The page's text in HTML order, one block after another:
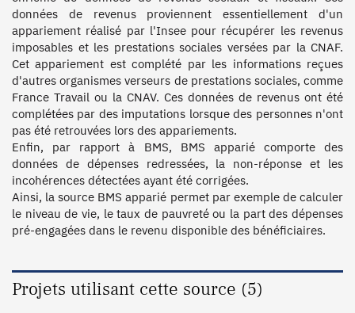
données de revenus proviennent essentiellement d'un
appariement réalisé par l'Insee pour récupérer les revenus
imposables et les prestations sociales versées par la CNAF.
Cet appariement est complété par les informations reçues
d'autres organismes verseurs de prestations sociales, comme
France Travail ou la CNAV. Ces données de revenus ont été
complétées par des imputations lorsque des personnes n'ont
pas été retrouvées lors des appariements.
Enfin, par rapport à BMS, BMS apparié comporte des
données de dépenses redressées, la non-réponse et les
incohérences détectées ayant été corrigées.
Ainsi, la source BMS apparié permet par exemple de calculer
le niveau de vie, le taux de pauvreté ou la part des dépenses
pré-engagées dans le revenu disponible des bénéficiaires.
Projets utilisant cette source (5)